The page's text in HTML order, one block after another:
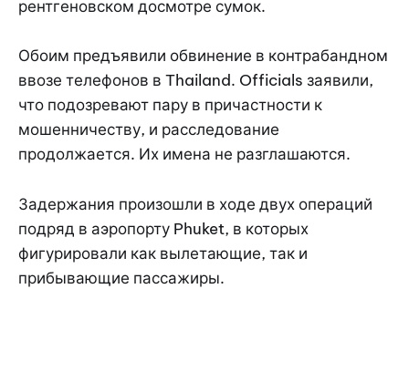
рентгеновском досмотре сумок.
Обоим предъявили обвинение в контрабандном
ввозе телефонов в Thailand. Officials заявили,
что подозревают пару в причастности к
мошенничеству, и расследование
продолжается. Их имена не разглашаются.
Задержания произошли в ходе двух операций
подряд в аэропорту Phuket, в которых
фигурировали как вылетающие, так и
прибывающие пассажиры.